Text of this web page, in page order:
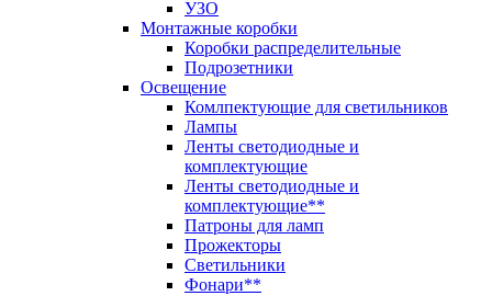
УЗО
Монтажные коробки
Коробки распределительные
Подрозетники
Освещение
Комлпектующие для светильников
Лампы
Ленты светодиодные и
комплектующие
Ленты светодиодные и
комплектующие**
Патроны для ламп
Прожекторы
Светильники
Фонари**